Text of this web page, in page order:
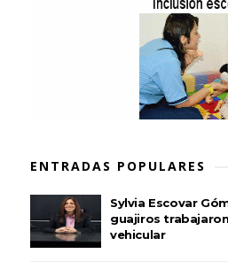
ENTRADAS POPULARES
Sylvia Escovar
guajiros
vehicular